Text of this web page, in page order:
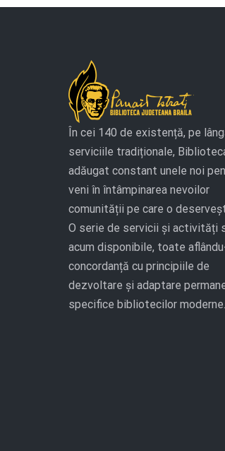
În cei 140 de existență, pe
serviciile tradiționale,
adăugat constant unele noi
veni în întâmpinarea nevoilor
comunității pe care o
O serie de servicii și activități
acum disponibile, toate
concordanță cu principiile de
dezvoltare și adaptare
specifice bibliotecilor moderne.